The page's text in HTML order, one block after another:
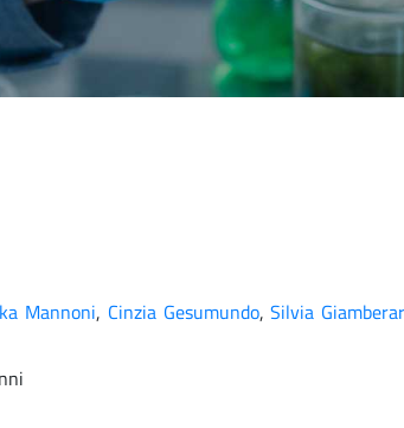
Mannoni, Cinzia Gesumundo,Silvia